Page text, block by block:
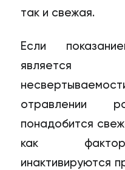
так и свежая.
Если
является
отравлении
понадобится
как
инактивируются